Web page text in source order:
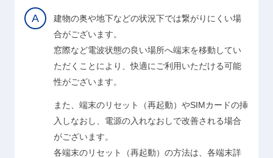
建物の奥や地下などの状況下では繋がりにくい場
合がございます。
窓際など電波状態の良い場所へ端末を移動してい
ただくことにより、快適にご利用いただける可能
性がございます。
また、端末のリセット（再起動）やSIMカードの挿
入しなおし、電源の入れなおしで改善される場合
がございます。
各端末のリセット（再起動）の方法は、各端末詳